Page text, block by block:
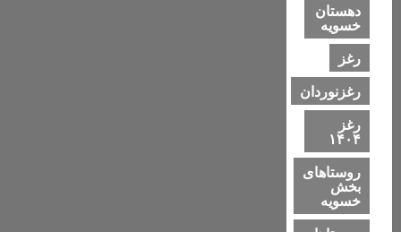
دهستان
خسویه
رغز
رغزنوردان
رغز
۱۴۰۴
روستاهای
بخش
خسویه